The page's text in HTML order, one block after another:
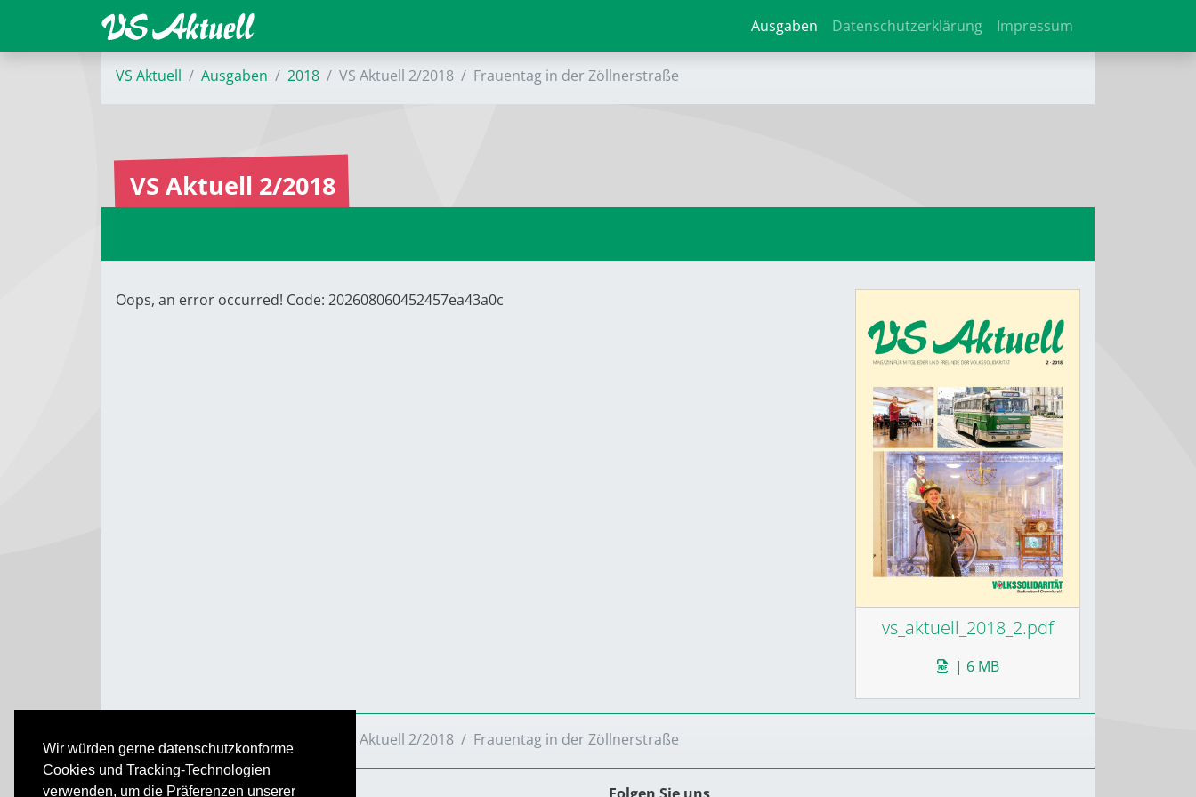
Wir würden gerne datenschutzkonforme
Cookies und Tracking-Technologien
verwenden, um die Präferenzen unserer
Ausgaben Datenschutzerklärung Impressum
VS Aktuell Ausgaben 2018 VS Aktuell 2/2018 Frauentag in der Zöllnerstraße
VS Aktuell 2/2018
vs_aktuell_2018_2.pdf
| 6 MB
Oops, an error occurred! Code: 202608060452457ea43a0c
VS Aktuell Ausgaben VS Aktuell 2/2018 Frauentag in der Zöllnerstraße